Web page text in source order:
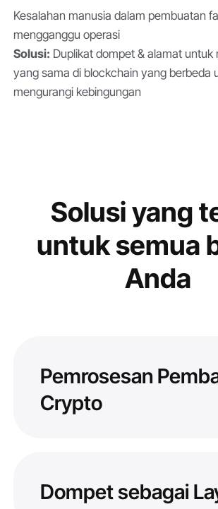
Kesalahan manusia dalam pembuatan
mengganggu operasi
Solusi: Duplikat dompet & alamat untuk
yang sama di blockchain yang berbeda
mengurangi kebingungan
Solusi yang
untuk semua
Anda
Pemrosesan
Crypto
Dompet sebagai